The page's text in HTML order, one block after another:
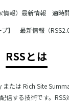
報）最新情報 適時開
プ】 最新情報（RSS2.0
RSSとは
または Rich Site
信する技術です。RSS